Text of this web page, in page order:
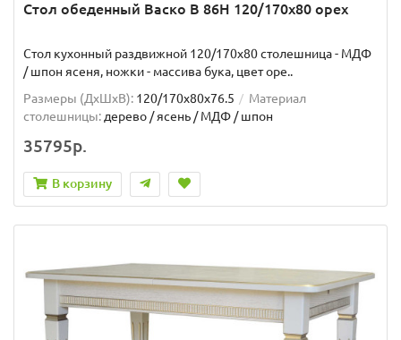
Стол обеденный Васко В 86Н 120/170х80 орех
Стол кухонный раздвижной 120/170х80 столешница - МДФ
/ шпон ясеня, ножки - массива бука, цвет оре..
Размеры (ДхШxВ): 120/170х80х76.5
Материал
столешницы:дерево / ясень / МДФ / шпон
35795р.
В корзину